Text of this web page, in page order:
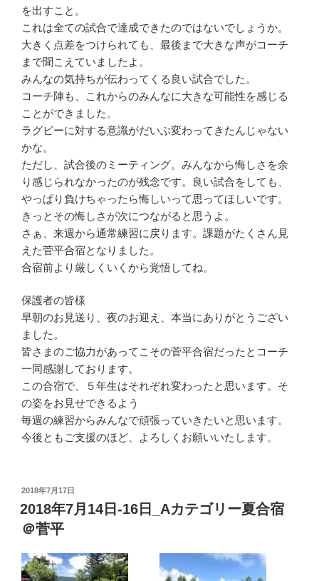
を出すこと。
これは全ての試合で達成できたのではないでしょうか。
大きく点差をつけられても、最後まで大きな声がコーチ
まで聞こえていましたよ。
みんなの気持ちが伝わってくる良い試合でした。
コーチ陣も、これからのみんなに大きな可能性を感じる
ことができました。
ラグビーに対する意識がだいぶ変わってきたんじゃない
かな。
ただし、試合後のミーティング。みんなから悔しさを余
り感じられなかったのが残念です。良い試合をしても、
やっぱり負けちゃったら悔しいって思ってほしいです。
きっとその悔しさが次につながると思うよ。
さぁ、来週から通常練習に戻ります。課題がたくさん見
えた菅平合宿となりました。
合宿前より厳しくいくから覚悟してね。
保護者の皆様
早朝のお見送り、夜のお迎え、本当にありがとうござい
ました。
皆さまのご協力があってこその菅平合宿だったとコーチ
一同感謝しております。
この合宿で、５年生はそれぞれ変わったと思います。そ
の姿をお見せできるよう
毎週の練習からみんなで頑張っていきたいと思います。
今後ともご支援のほど、よろしくお願いいたします。
投
稿
日:
2018年7月17日
2018年7月14日-16日_Aカテゴリー夏合宿
＠菅平